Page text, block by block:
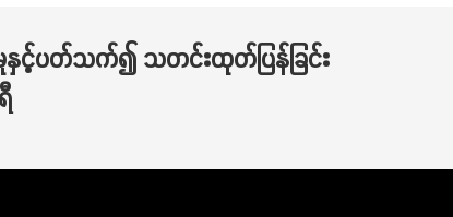
မှုနှင့်ပတ်သက်၍ သတင်းထုတ်ပြန်ခြင်း